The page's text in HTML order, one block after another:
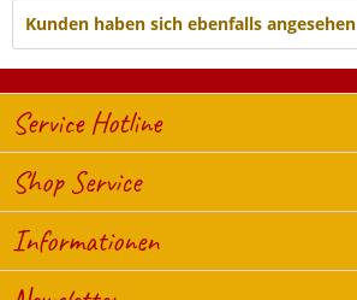
Kunden haben sich ebenfalls angesehen
Service Hotline
Shop Service
Informationen